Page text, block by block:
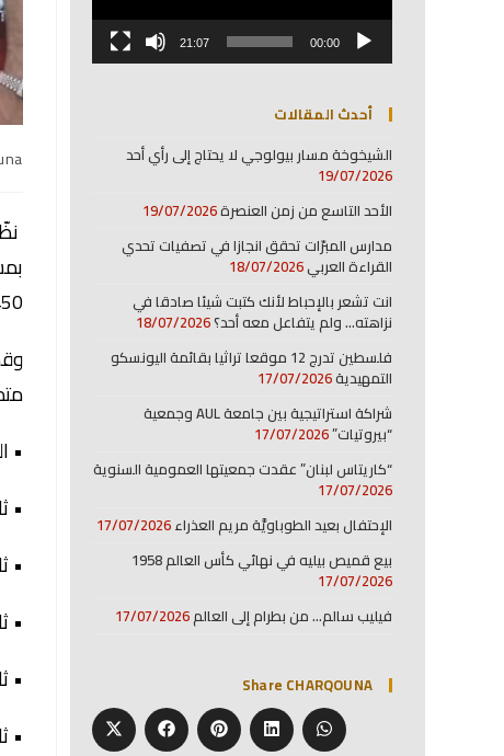
450 طالباً واستاذا من عدد من
•
•
•
•
•
•
00:00
21:07
أحدث المقالات
الشيخوخة مسار بيولوجي لا يحتاج إلى رأي أحد
19/07/2026
الأحد التاسع من زمن العنصرة19/07/2026
مدارس المبرّات تحقق انجازا في تصفيات تحدي
القراءة العربي18/07/2026
انت تشعر بالإحباط لأنك كتبت شيئا صادقا في
نزاهته… ولم يتفاعل معه أحد؟18/07/2026
فلسطين تدرج 12 موقعا تراثيا بقائمة اليونسكو
التمهيدية17/07/2026
شراكة استراتيجية بين جامعة AUL وجمعية
“بيروتيات”17/07/2026
“كاريتاس لبنان” عقدت جمعيتها العمومية السنوية
17/07/2026
الإحتفال بعيد الطوباويَّة مريم العذراء17/07/2026
بيع قميص بيليه في نهائي كأس العالم 1958
17/07/2026
فيليب سالم… من بطرام إلى العالم17/07/2026
Share CHARQOUNA